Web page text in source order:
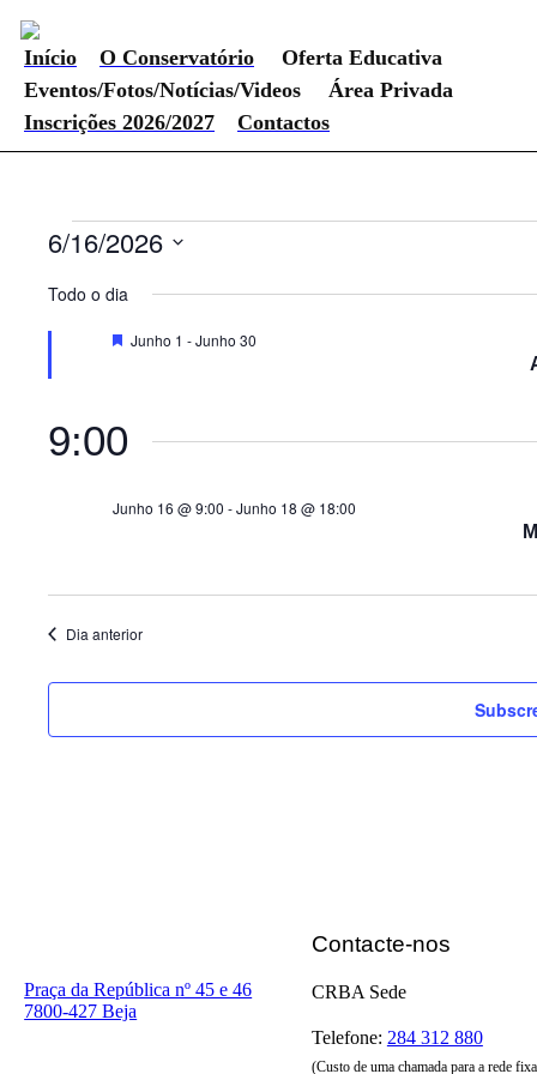
Início O Conservatório
Oferta Educativa
Eventos/Fotos/Notícias/Videos
Área Privada
Inscrições 2026/2027
Contactos
Eventos
for
Junho
16,
2026
6/16/2026
a
Todo o dia
Destaque
Junho 1 -Junho 30
9:00
Junho 16 @ 9:00 -Junho 18 @ 18:00
Dia anterior
Praça da República nº 45 e 46
7800-427 Beja
Contacte-nos
CRBA Sede
Telefone: 284 312 880
(Custo de uma chamada para a rede fixa